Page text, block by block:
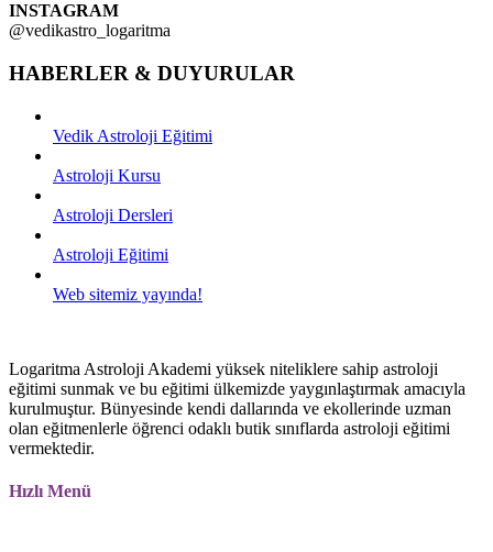
INSTAGRAM
@vedikastro_logaritma
HABERLER & DUYURULAR
Vedik Astroloji Eğitimi
Astroloji Kursu
Astroloji Dersleri
Astroloji Eğitimi
Web sitemiz yayında!
Logaritma Astroloji Akademi yüksek niteliklere sahip astroloji
eğitimi sunmak ve bu eğitimi ülkemizde yaygınlaştırmak amacıyla
kurulmuştur. Bünyesinde kendi dallarında ve ekollerinde uzman
olan eğitmenlerle öğrenci odaklı butik sınıflarda astroloji eğitimi
vermektedir.
Hızlı Menü